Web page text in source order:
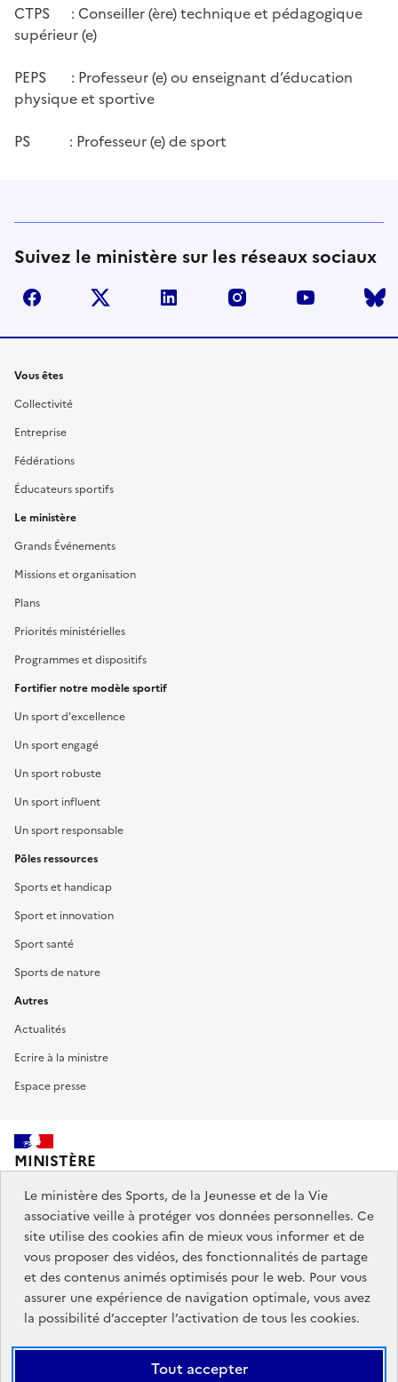
CTPS : Conseiller (ère) technique et pédagogique
supérieur (e)
PEPS : Professeur (e) ou enseignant d’éducation
physique et sportive
PS : Professeur (e) de sport
Suivez le ministère sur les réseaux sociaux
facebook twitter linkedin instagram youtube
Liens
Vous êtes
Collectivité
Entreprise
Fédérations
Éducateurs sportifs
Le ministère
Grands Événements
Missions et organisation
Plans
Priorités ministérielles
Programmes et dispositifs
Fortifier notre modèle sportif
Un sport d'excellence
Un sport engagé
Un sport robuste
Un sport influent
Un sport responsable
Pôles ressources
Sports et handicap
Sport et innovation
Sport santé
Sports de nature
Autres
Actualités
Ecrire à la ministre
Espace presse
MINISTÈRE
DES SPORTS,
DE LA JEUNESSE
ET DE LA VIE ASSOCIATIVE
Découvrez également jeunes.gouv.fr et education.gouv.fr.
Liens
institutionnels
info.gouv.fr
service-public.gouv.fr
légifrance.gouv.fr
data.gouv.fr
Le ministère des Sports, de la Jeunesse et de la Vie
associative veille à protéger vos données personnelles. Ce
site utilise des cookies afin de mieux vous informer et de
vous proposer des vidéos, des fonctionnalités de partage
et des contenus animés optimisés pour le web. Pour vous
assurer une expérience de navigation optimale, vous avez
la possibilité d’accepter l’activation de tous les cookies.
Tout accepter